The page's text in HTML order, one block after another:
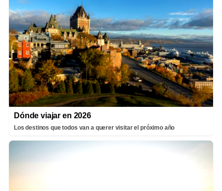
Dónde viajar en 2026
Los destinos que todos van a querer visitar el próximo año